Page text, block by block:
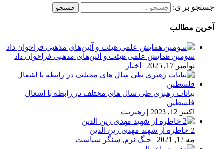
جستجو برای:
آخرین مطالب
سومین همایش علمی هیئت و آئین‌های مذهبی فراخوان داد
نوامبر 17, 2025
| اخبار
بیانات رهبری طی سال های مختلف در رابطه با اشغال
فلسطین
اکتبر 12, 2023
| رهبریت
2 خاطره از شهید مهدی زین الدین
مه 17, 2021
| جنگ نرم, سنگر سیاست